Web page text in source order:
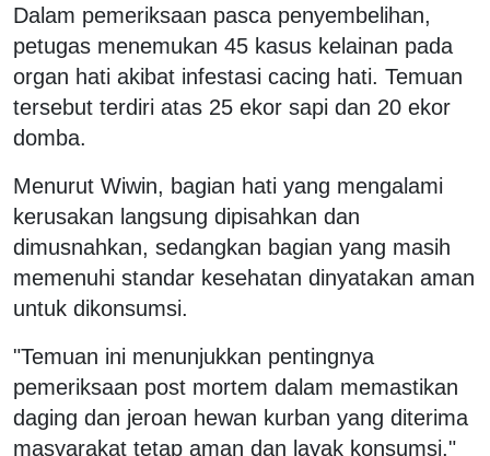
Dalam pemeriksaan pasca penyembelihan,
petugas menemukan 45 kasus kelainan pada
organ hati akibat infestasi cacing hati. Temuan
tersebut terdiri atas 25 ekor sapi dan 20 ekor
domba.
Menurut Wiwin, bagian hati yang mengalami
kerusakan langsung dipisahkan dan
dimusnahkan, sedangkan bagian yang masih
memenuhi standar kesehatan dinyatakan aman
untuk dikonsumsi.
"Temuan ini menunjukkan pentingnya
pemeriksaan post mortem dalam memastikan
daging dan jeroan hewan kurban yang diterima
masyarakat tetap aman dan layak konsumsi,"